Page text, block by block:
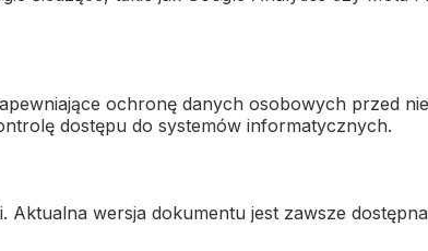
ochronę danych osobowych przed
dostępu do systemów informatycznych.
wersja dokumentu jest zawsze